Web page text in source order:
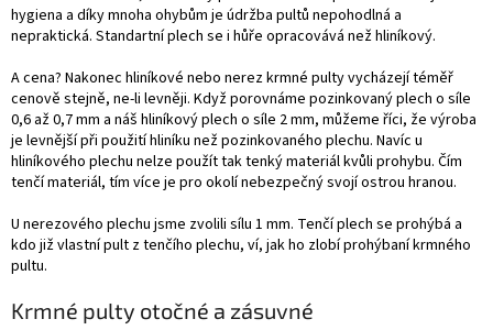
hygiena a díky mnoha ohybům je údržba pultů nepohodlná a
nepraktická. Standartní plech se i hůře opracovává než hliníkový.
A cena? Nakonec hliníkové nebo nerez krmné pulty vycházejí téměř
cenově stejně, ne-li levněji. Když porovnáme pozinkovaný plech o síle
0,6 až 0,7 mm a náš hliníkový plech o síle 2 mm, můžeme říci, že výroba
je levnější při použití hliníku než pozinkovaného plechu. Navíc u
hliníkového plechu nelze použít tak tenký materiál kvůli prohybu. Čím
tenčí materiál, tím více je pro okolí nebezpečný svojí ostrou hranou.
U nerezového plechu jsme zvolili sílu 1 mm. Tenčí plech se prohýbá a
kdo již vlastní pult z tenčího plechu, ví, jak ho zlobí prohýbaní krmného
pultu.
Krmné pulty otočné a zásuvné